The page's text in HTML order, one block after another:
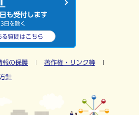
も受付します
日を除く
る質問はこちら
報の保護 著作権・リンク等
針